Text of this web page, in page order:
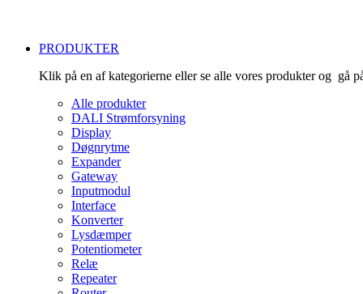
PRODUKTER
Klik på en af kategorierne eller se alle vores produkter og gå
Alle produkter
DALI Strømforsyning
Display
Døgnrytme
Expander
Gateway
Inputmodul
Interface
Konverter
Lysdæmper
Potentiometer
Relæ
Repeater